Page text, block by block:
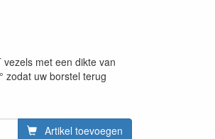
met een dikte van
zodat uw borstel terug
Artikel toevoegen